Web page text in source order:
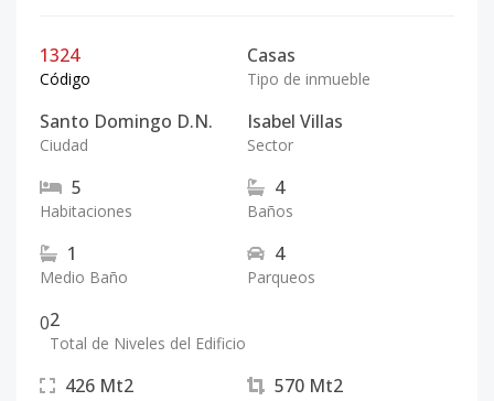
1324
Código
Casas
Tipo de inmueble
Santo Domingo D.N.
Ciudad
Isabel Villas
Sector
5
Habitaciones
4
Baños
1
Medio Baño
4
Parqueos
02
Total de Niveles del Edificio
426 Mt2 570 Mt2